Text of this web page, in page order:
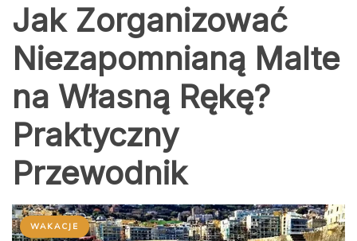
Jak Zorganizować
Niezapomnianą Malte
na Własną Rękę?
Praktyczny
Przewodnik
WAKACJE